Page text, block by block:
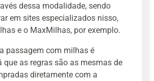
dessa modalidade, sendo
em sites especializados nisso,
e o MaxMilhas, por exemplo.
passagem com milhas é
que as regras são as mesmas de
diretamente com a